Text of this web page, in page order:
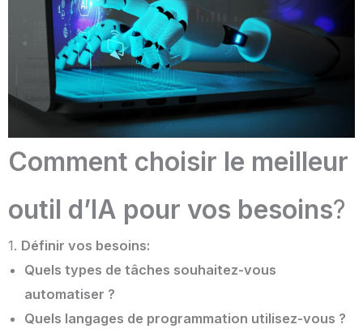
Comment choisir le meilleur
outil d’IA pour vos besoins?
1. Définir vos besoins:
Quels types de tâches souhaitez-vous
automatiser ?
Quels langages de programmation utilisez-vous ?